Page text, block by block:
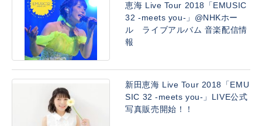
恵海 Live Tour 2018「EMUSIC
32 -meets you-」@NHKホー
ル ライブアルバム 音楽配信情
報
新田恵海 Live Tour 2018「EMU
SIC 32 -meets you-」LIVE公式
写真販売開始！！